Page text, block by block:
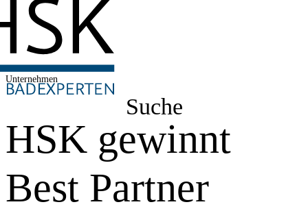
Suche
Unternehmen
HSK gewinnt
Best Partner